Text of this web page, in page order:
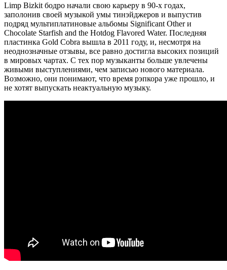
Limp Bizkit бодро начали свою карьеру в 90-х годах,
заполонив своей музыкой умы тинэйджеров и выпустив
подряд мультиплатиновые альбомы Significant Other и
Chocolate Starfish and the Hotdog Flavored Water. Последняя
пластинка Gold Cobra вышла в 2011 году, и, несмотря на
неоднозначные отзывы, все равно достигла высоких позиций
в мировых чартах. С тех пор музыканты больше увлечены
живыми выступлениями, чем записью нового материала.
Возможно, они понимают, что время рэпкора уже прошло, и
не хотят выпускать неактуальную музыку.